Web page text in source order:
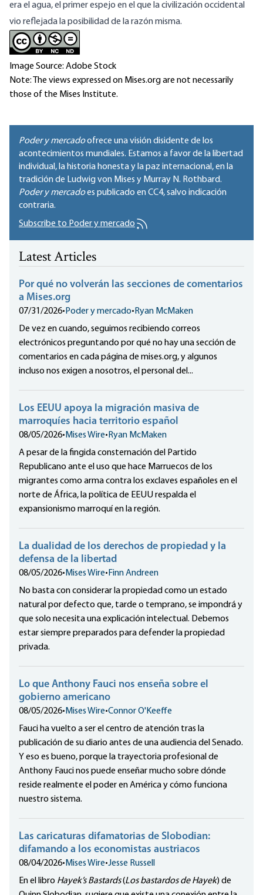
era el agua, el primer espejo en el que la civilización occidental
vio reflejada la posibilidad de la razón misma.
Image Source: Adobe Stock
Note: The views expressed on Mises.org are not necessarily
those of the Mises Institute.
Poder y mercadoofrece una visión disidente de los
acontecimientos mundiales. Estamos a favor de la libertad
individual, la historia honesta y la paz internacional, en la
tradición de Ludwig von Mises y Murray N. Rothbard.
Poder y mercadoes publicado enCC4, salvo indicación
contraria.
Subscribe to Poder y mercado
Latest Articles
Por qué no volverán las secciones de comentarios
a Mises.org
07/31/2026• Poder y mercado• Ryan McMaken
De vez en cuando, seguimos recibiendo correos
electrónicos preguntando por qué no hay una sección de
comentarios en cada página de mises.org, y algunos
incluso nos exigen a nosotros, el personal del...
Los EEUU apoya la migración masiva de
marroquíes hacia territorio español
08/05/2026• Mises Wire• Ryan McMaken
A pesar de la fingida consternación del Partido
Republicano ante el uso que hace Marruecos de los
migrantes como arma contra los exclaves españoles en el
norte de África, la política de EEUU respalda el
expansionismo marroquí en la región.
La dualidad de los derechos de propiedad y la
defensa de la libertad
08/05/2026• Mises Wire• Finn Andreen
No basta con considerar la propiedad como un estado
natural por defecto que, tarde o temprano, se impondrá y
que solo necesita una explicación intelectual. Debemos
estar siempre preparados para defender la propiedad
privada.
Lo que Anthony Fauci nos enseña sobre el
gobierno americano
08/05/2026• Mises Wire•Connor O'Keeffe
Fauci ha vuelto a ser el centro de atención tras la
publicación de su diario antes de una audiencia del Senado.
Y eso es bueno, porque la trayectoria profesional de
Anthony Fauci nos puede enseñar mucho sobre dónde
reside realmente el poder en América y cómo funciona
nuestro sistema.
Las caricaturas difamatorias de Slobodian:
difamando a los economistas austriacos
08/04/2026• Mises Wire•Jesse Russell
En el libro Hayek’s Bastards(Los bastardos de Hayek) de